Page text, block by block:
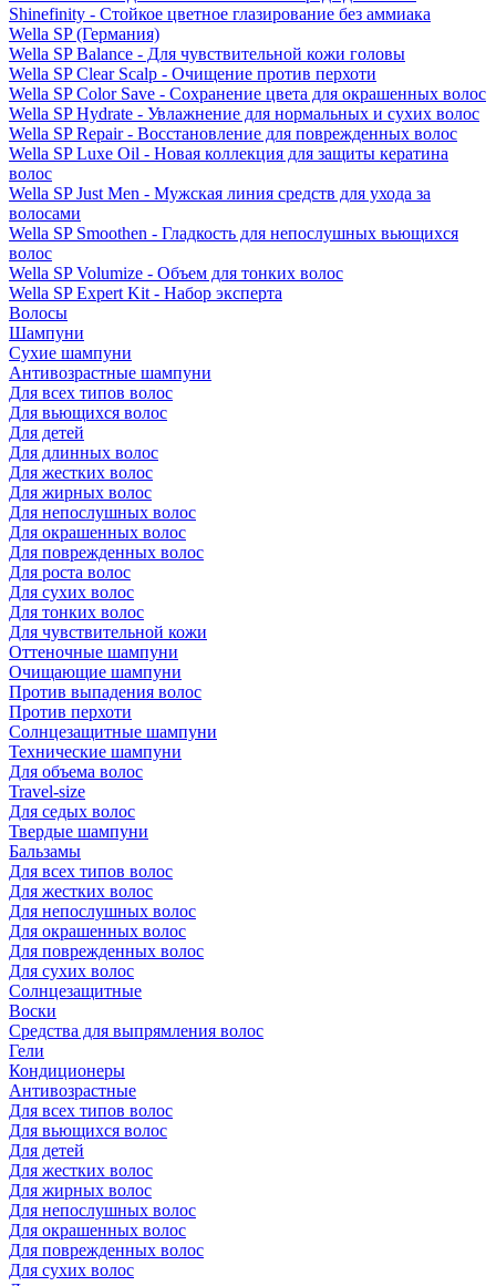
Shinefinity - Стойкое цветное глазирование без аммиака
Wella SP (Германия)
Wella SP Balance - Для чувствительной кожи головы
Wella SP Clear Scalp - Очищение против перхоти
Wella SP Color Save - Сохранение цвета для окрашенных волос
Wella SP Hydrate - Увлажнение для нормальных и сухих волос
Wella SP Repair - Восстановление для поврежденных волос
Wella SP Luxe Oil - Новая коллекция для защиты кератина
волос
Wella SP Just Men - Мужская линия средств для ухода за
волосами
Wella SP Smoothen - Гладкость для непослушных вьющихся
волос
Wella SP Volumize - Объем для тонких волос
Wella SP Expert Kit - Набор эксперта
Волосы
Шампуни
Сухие шампуни
Антивозрастные шампуни
Для всех типов волос
Для вьющихся волос
Для детей
Для длинных волос
Для жестких волос
Для жирных волос
Для непослушных волос
Для окрашенных волос
Для поврежденных волос
Для роста волос
Для сухих волос
Для тонких волос
Для чувствительной кожи
Оттеночные шампуни
Очищающие шампуни
Против выпадения волос
Против перхоти
Солнцезащитные шампуни
Технические шампуни
Для объема волос
Travel-size
Для седых волос
Твердые шампуни
Бальзамы
Для всех типов волос
Для жестких волос
Для непослушных волос
Для окрашенных волос
Для поврежденных волос
Для сухих волос
Солнцезащитные
Воски
Средства для выпрямления волос
Гели
Кондиционеры
Антивозрастные
Для всех типов волос
Для вьющихся волос
Для детей
Для жестких волос
Для жирных волос
Для непослушных волос
Для окрашенных волос
Для поврежденных волос
Для сухих волос